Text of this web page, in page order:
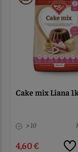
Cake mix Liana
> 10
4,60 €